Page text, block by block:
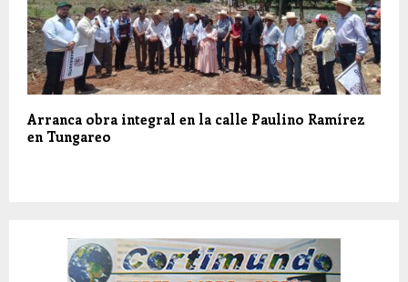
Arranca obra integral en la calle Paulino Ramírez
en Tungareo